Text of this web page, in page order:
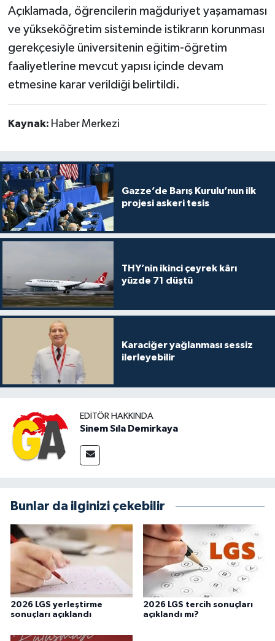
Açıklamada, öğrencilerin mağduriyet yaşamaması
ve yükseköğretim sisteminde istikrarın korunması
gerekçesiyle üniversitenin eğitim-öğretim
faaliyetlerine mevcut yapısı içinde devam
etmesine karar verildiği belirtildi.
Kaynak: Haber Merkezi
Gazze’de Barış Kurulu’nun ilk
projesi askeri tesis
THY’nin ikinci çeyrek kârı
yüzde 71 düştü
Karaciğer yağlanması sessiz
ilerleyebilir
EDITÖR HAKKINDA
Sinem Sıla Demirkaya
Bunlar da ilginizi çekebilir
2026 LGS yerleştirme
sonuçları açıklandı
2026 LGS tercih sonuçları
açıklandı mı?